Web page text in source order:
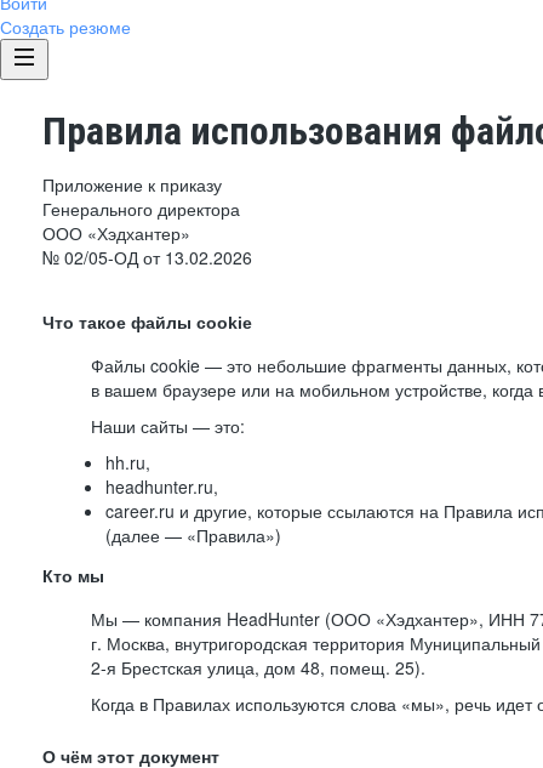
Создать резюме
Правила использования
Приложение к приказу
Генерального директора
ООО «Хэдхантер»
№ 02/05-ОД от 13.02.2026
Что такое файлы cookie
Файлы cookie — это небольшие фрагменты данных,
в вашем браузере или на мобильном устройстве,
Наши сайты — это:
hh.ru,
headhunter.ru,
career.ru и другие, которые ссылаются на Правила
(далее — «Правила»)
Кто мы
Мы — компания HeadHunter (ООО «Хэдхантер», ИНН
г. Москва, внутригородская территория Муниципальный
2-я Брестская улица, дом 48, помещ. 25).
Когда в Правилах используются слова «мы», речь
О чём этот документ